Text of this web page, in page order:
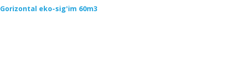
Gorizontal eko-sig'im 60m3